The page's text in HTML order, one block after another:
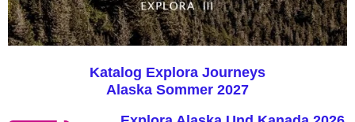
Katalog Explora Journeys
Alaska Sommer 2027